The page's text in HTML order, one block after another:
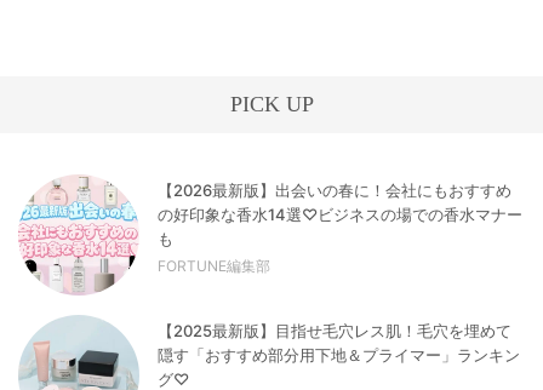
PICK UP
【2026最新版】出会いの春に！会社にもおすすめ
の好印象な香水14選♡ビジネスの場での香水マナー
も
FORTUNE編集部
【2025最新版】目指せ毛穴レス肌！毛穴を埋めて
隠す「おすすめ部分用下地＆プライマー」ランキン
グ♡